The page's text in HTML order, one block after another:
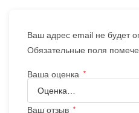
Ваш адрес email не будет
Обязательные поля
Ваша оценка *
Ваш отзыв *